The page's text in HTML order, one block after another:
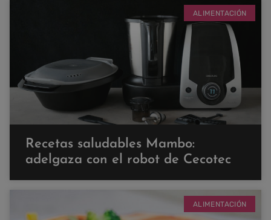
ALIMENTACIÓN
Recetas saludables Mambo:
adelgaza con el robot de Cecotec
ALIMENTACIÓN